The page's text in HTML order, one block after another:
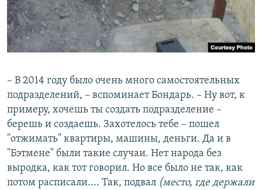
– В 2014 году было очень много самостоятельных
подразделений, – вспоминает Бондарь. – Ну вот, к
примеру, хочешь ты создать подразделение –
берешь и создаешь. Захотелось тебе – пошел
"отжимать" квартиры, машины, деньги. Да и в
"Бэтмене" были такие случаи. Нет народа без
выродка, как тот говорил. Но все было не так, как
потом расписали.... Так, подвал (место, где держали